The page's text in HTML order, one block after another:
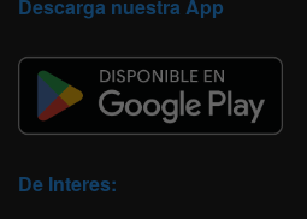
Descarga nuestra App
De Interes: